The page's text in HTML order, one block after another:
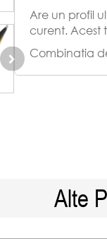
Are un profil
curent. Acest
Combinatia
Fata de
poate fi
se gasesc la
Alte